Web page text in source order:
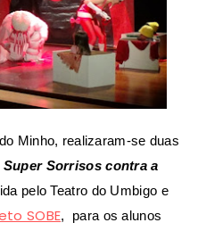
Minho, realizaram-se duas
Super Sorrisos contra a
pelo Teatro do Umbigo e
SOBE, para os alunos